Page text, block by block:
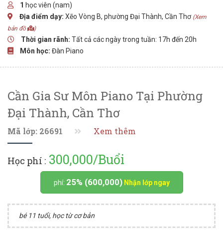
1 học viên (nam)
Địa điểm dạy: Xẽo Vòng B, phường Đại Thành, Cần Thơ (Xem
bản đồ
)
Thời gian rãnh: Tất cả các ngày trong tuần: 17h đến 20h
Môn học: Đàn Piano
Cần Gia Sư Môn Piano Tại Phường
Đại Thành, Cần Thơ
Mã lớp: 26691 Xem thêm
Học phí : 300,000/Buổi
phí: 25% (600,000) Nhận lớp ngay
bé 11 tuổi, học từ cơ bản